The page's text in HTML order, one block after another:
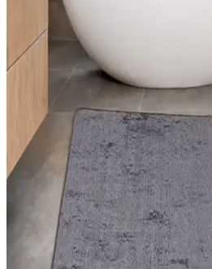
Estetik ve Pratik Halı
Güncel Uygulama Yöntemleri
Seçenekleri
Halıların dekorasyondaki önemi, renk
teknikleri ve malzeme seçimleriyle
fonksiyonellik kazandırma yolları
Yatak Odası Dekorasyonunda
Modelleri ve Uygun Seçim
Yatak odası dekorasyonunda modern
desen uyumu, kullanım önerileri ve
fonksiyonel alanlar yaratın.
Halise Home Halı: Kaliteli ve